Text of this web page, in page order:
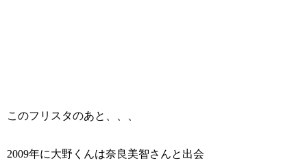
このフリスタのあと、、、
2009年に大野くんは奈良美智さんと出会